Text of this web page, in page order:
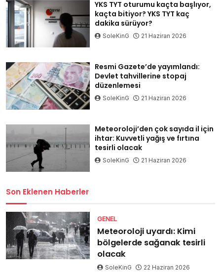
YKS TYT oturumu kaçta başlıyor,
kaçta bitiyor? YKS TYT kaç
dakika sürüyor?
SoleKinG 21 Haziran 2026
Resmi Gazete’de yayımlandı:
Devlet tahvillerine stopaj
düzenlemesi
SoleKinG 21 Haziran 2026
Meteoroloji’den çok sayıda il için
ihtar: Kuvvetli yağış ve fırtına
tesirli olacak
SoleKinG 21 Haziran 2026
Son Eklenen Haberler
GENEL
Meteoroloji uyardı: Kimi
bölgelerde sağanak tesirli
olacak
SoleKinG 22 Haziran 2026